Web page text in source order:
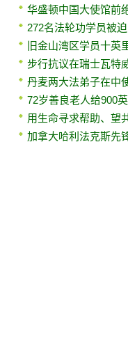
华盛顿中国大使馆前
272名法轮功学员被
旧金山湾区学员十英
步行抗议在瑞士瓦特
丹麦两大法弟子在中
72岁善良老人给900
用生命寻求帮助、望
加拿大哈利法克斯先